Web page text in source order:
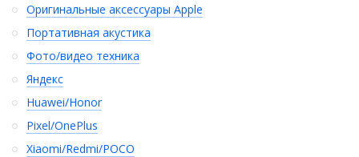
Оригинальные аксессуары Apple
Портативная акустика
Фото/видео техника
Яндекс
Huawei/Honor
Pixel/OnePlus
Xiaomi/Redmi/POCO